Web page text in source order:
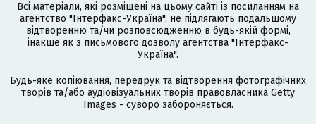
Всі матеріали, які розміщені на цьому сайті із посиланням на
агентство "Інтерфакс-Україна", не підлягають подальшому
відтворенню та/чи розповсюдженню в будь-якій формі,
інакше як з письмового дозволу агентства "Інтерфакс-
Україна".
Будь-яке копіювання, передрук та відтворення фотографічних
творів та/або аудіовізуальних творів правовласника Getty
Images - суворо забороняється.